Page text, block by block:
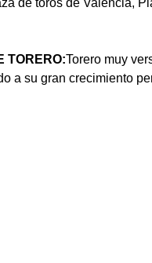
de toros de Valencia,
TORERO:Torero muy
a su gran crecimiento